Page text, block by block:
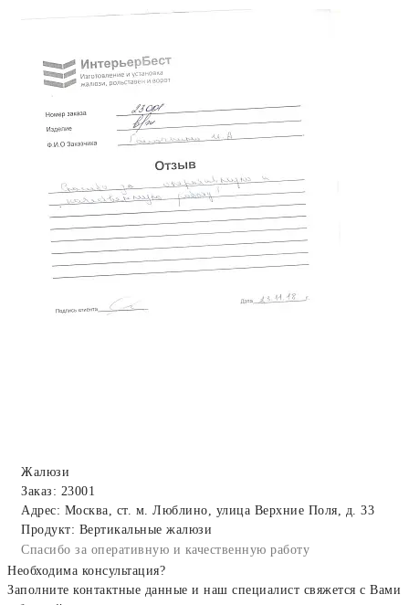
Жалюзи
Заказ: 23001
Адрес: Москва, ст. м. Люблино, улица Верхние Поля, д. 33
Продукт: Вертикальные жалюзи
Спасибо за оперативную и качественную работу
Необходима консультация?
Заполните контактные данные и наш специалист свяжется с Вами